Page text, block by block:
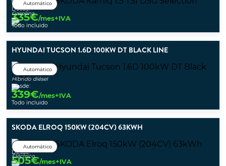
Automático
Gasolina
Desde:
335€/mes+IVA
Todo incluido
HYUNDAI TUCSON 1.6D 100KW DT BLACK LINE
Automático
Híbrido diésel
Desde:
339€/mes+IVA
Todo incluido
SKODA ELROQ 150KW (204CV) 63KWH
Automático
Eléctrico
Desde:
505€/mes+IVA